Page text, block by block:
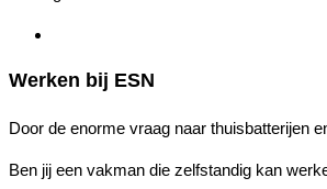
Werken bij ESN
Door de enorme vraag naar thuisbatterijen
Ben jij een vakman die zelfstandig kan